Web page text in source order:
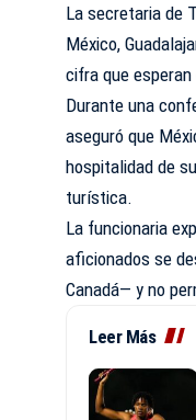
La secretaria de
México,
cifra que
Durante una
aseguró que
hospitalidad de
turística.
La funcionaria
aficionados se
Canadá— y no
Leer Más